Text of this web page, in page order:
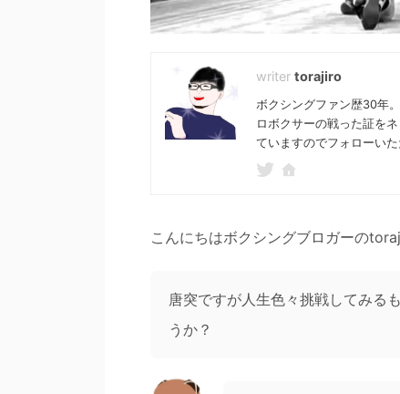
torajiro
ボクシングファン歴30年
ロボクサーの戦った証を
ていますのでフォローいた
こんにちはボクシングブロガーの
唐突ですが人生色々挑戦してみる
うか？